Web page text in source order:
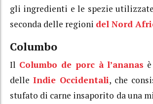
gli ingredienti e le spezie
seconda delle regioni del Nord
Columbo
Il Columbo de porc à l’ananas
delle Indie Occidentali, che
stufato di carne insaporito da una